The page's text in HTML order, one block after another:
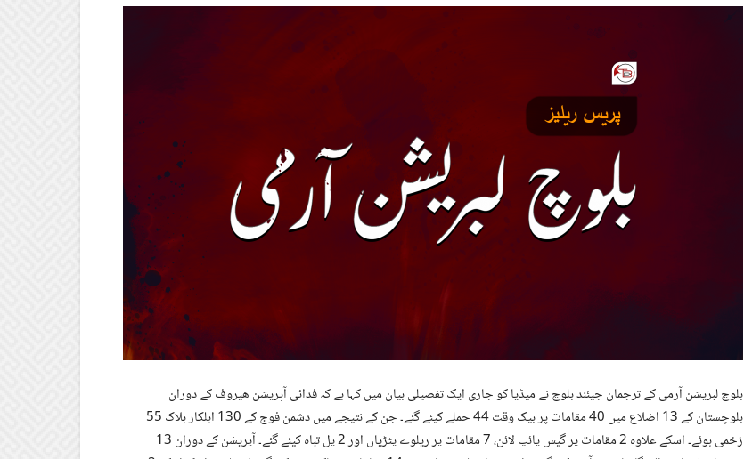
بلوچ لبریشن آرمی کے ترجمان جیئند بلوچ نے میڈیا کو جاری ایک تفصیلی بیان میں کہا ہے کہ فدائی آپریشن ھیروف کے دوران
بلوچستان کے 13 اضلاع میں 40 مقامات پر بیک وقت 44 حملے کیئے گئے۔ جن کے نتیجے میں دشمن فوج کے 130 اہلکار ہلاک 55
زخمی ہوئے۔ اسکے علاوہ 2 مقامات پر گیس پائپ لائن، 7 مقامات پر ریلوے پٹڑیاں اور 2 پل تباہ کیئے گئے۔ آپریشن کے دوران 13